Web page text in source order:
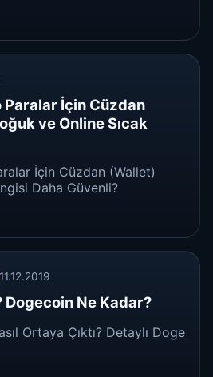
İçin Cüzdan
ve Online Sıcak
İçin Cüzdan (Wallet)
Daha Güvenli?
11.12.2019
Ne Kadar?
Ortaya Çıktı? Detaylı Doge